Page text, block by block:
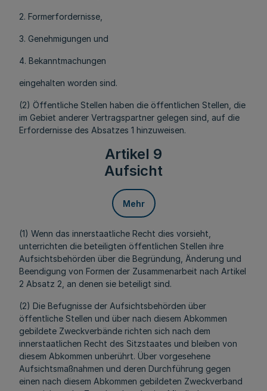
2. Formerfordernisse,
3. Genehmigungen und
4. Bekanntmachungen
eingehalten worden sind.
(2) Öffentliche Stellen haben die öffentlichen Stellen, die
im Gebiet anderer Vertragspartner gelegen sind, auf die
Erfordernisse des Absatzes 1 hinzuweisen.
Artikel 9
Aufsicht
Mehr
(1) Wenn das innerstaatliche Recht dies vorsieht,
unterrichten die beteiligten öffentlichen Stellen ihre
Aufsichtsbehörden über die Begründung, Änderung und
Beendigung von Formen der Zusammenarbeit nach Artikel
2 Absatz 2, an denen sie beteiligt sind.
(2) Die Befugnisse der Aufsichtsbehörden über
öffentliche Stellen und über nach diesem Abkommen
gebildete Zweckverbände richten sich nach dem
innerstaatlichen Recht des Sitzstaates und bleiben von
diesem Abkommen unberührt. Über vorgesehene
Aufsichtsmaßnahmen und deren Durchführung gegen
einen nach diesem Abkommen gebildeten Zweckverband